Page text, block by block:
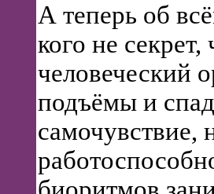
А теперь об
кого не
человеческий
подъёмы и
самочувствие,